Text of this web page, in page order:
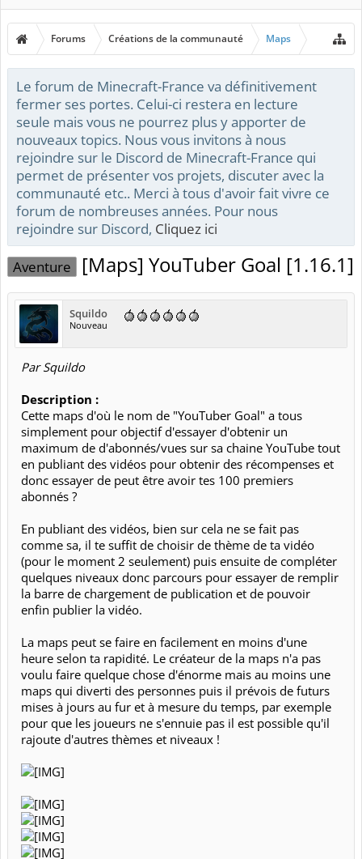
Forums Créations de la communauté Maps
Le forum de Minecraft-France va définitivement
fermer ses portes. Celui-ci restera en lecture
seule mais vous ne pourrez plus y apporter de
nouveaux topics. Nous vous invitons à nous
rejoindre sur le Discord de Minecraft-France qui
permet de présenter vos projets, discuter avec la
communauté etc.. Merci à tous d'avoir fait vivre ce
forum de nombreuses années. Pour nous
rejoindre sur Discord, Cliquez ici
Aventure [Maps] YouTuber Goal [1.16.1]
Squildo
Nouveau
Par Squildo
Description :
Cette maps d'où le nom de "YouTuber Goal" a tous
simplement pour objectif d'essayer d'obtenir un
maximum de d'abonnés/vues sur sa chaine YouTube tout
en publiant des vidéos pour obtenir des récompenses et
donc essayer de peut être avoir tes 100 premiers
abonnés ?
En publiant des vidéos, bien sur cela ne se fait pas
comme sa, il te suffit de choisir de thème de ta vidéo
(pour le moment 2 seulement) puis ensuite de compléter
quelques niveaux donc parcours pour essayer de remplir
la barre de chargement de publication et de pouvoir
enfin publier la vidéo.
La maps peut se faire en facilement en moins d'une
heure selon ta rapidité. Le créateur de la maps n'a pas
voulu faire quelque chose d'énorme mais au moins une
maps qui diverti des personnes puis il prévois de futurs
mises à jours au fur et à mesure du temps, par exemple
pour que les joueurs ne s'ennuie pas il est possible qu'il
rajoute d'autres thèmes et niveaux !